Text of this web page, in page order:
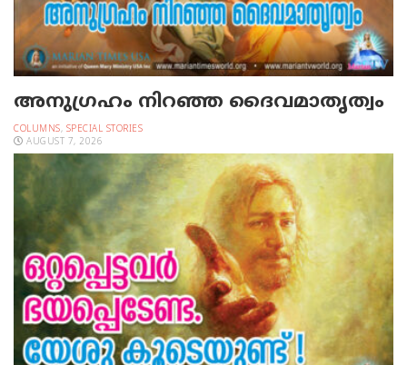
അനുഗ്രഹം നിറഞ്ഞ ദൈവമാതൃത്വം
COLUMNS, SPECIAL STORIES
AUGUST 7, 2026